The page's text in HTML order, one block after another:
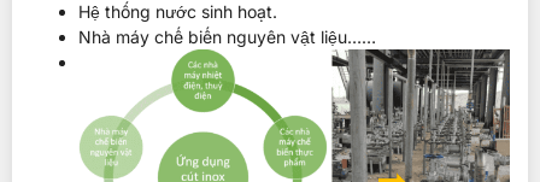
Hệ thống nước sinh hoạt.
Nhà máy chế biến nguyên vật liệu……